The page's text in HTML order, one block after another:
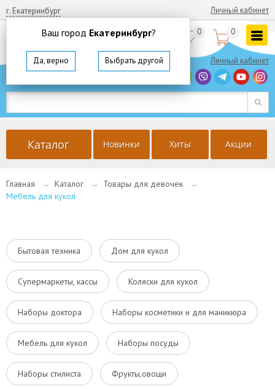
Личный кабинет
г. Екатеринбург
Ваш город Екатеринбург?
Да, верно Выбрать другой
0
 0
(800) 350 64 57
Личный кабинет
Ваш городЕкатеринбург?
Каталог Новинки Хиты Акции
Главная → Каталог → Товары для девочек
→
Мебель для кукол
Бытовая техника Дом для кукол
Супермаркеты, кассы Коляски для кукол
Наборы доктора Наборы косметики и для маникюра
Мебель для кукол Наборы посуды
Наборы стилиста Фрукты,овощи